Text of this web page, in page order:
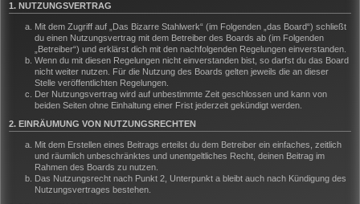
1. NUTZUNGSVERTRAG
Mit dem Zugriff auf „Das Bizarre Stahlwerk“ (im Folgenden „das Board“) schließt
du einen Nutzungsvertrag mit dem Betreiber des Boards ab (im Folgenden
„Betreiber“) und erklärst dich mit den nachfolgenden Regelungen einverstanden.
Wenn du mit diesen Regelungen nicht einverstanden bist, so darfst du das Board
nicht weiter nutzen. Für die Nutzung des Boards gelten jeweils die an dieser
Stelle veröffentlichten Regelungen.
Der Nutzungsvertrag wird auf unbestimmte Zeit geschlossen und kann von
beiden Seiten ohne Einhaltung einer Frist jederzeit gekündigt werden.
2. EINRÄUMUNG VON NUTZUNGSRECHTEN
Mit dem Erstellen eines Beitrags erteilst du dem Betreiber ein einfaches, zeitlich
und räumlich unbeschränktes und unentgeltliches Recht, deinen Beitrag im
Rahmen des Boards zu nutzen.
Das Nutzungsrecht nach Punkt 2, Unterpunkt a bleibt auch nach Kündigung des
Nutzungsvertrages bestehen.